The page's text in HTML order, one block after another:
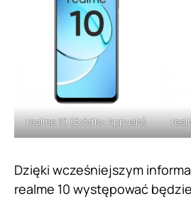
realme 10 (źródło: Appuals)
Dzięki wcześniejszym
realme 10 występować